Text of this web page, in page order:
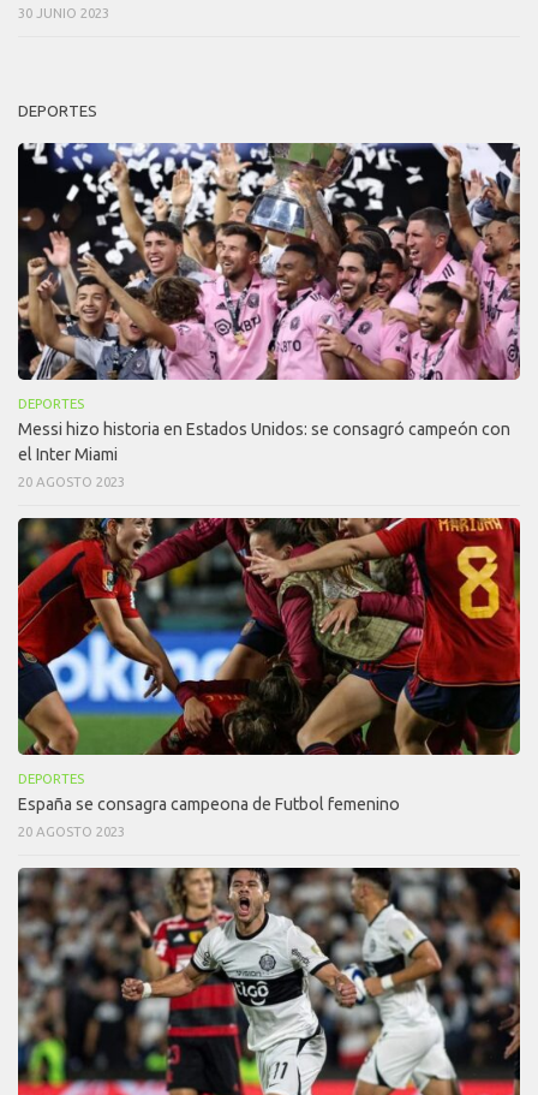
30 JUNIO 2023
DEPORTES
DEPORTES
Messi hizo historia en Estados Unidos: se consagró campeón con
el Inter Miami
20 AGOSTO 2023
DEPORTES
España se consagra campeona de Futbol femenino
20 AGOSTO 2023